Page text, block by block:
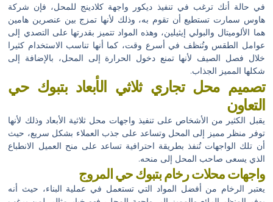
في حالة أنك ترغب في تنفيذ ديكور واجهة كلادينج للمحل، فإن شركة
هاوس سمارت تستطيع أن تقوم به، وذلك لأنها تمزج بين عنصرين هامين
هما الألوميتال والبولي إيثيلين، وهذه المواد تتميز بقدرتها على التصدي إلى
عوامل الطقس وتُنظف في أسرع وقت، كما أنها تناسب الاستخدام كثيرا
خلال فصل الصيف لأنها تمنع دخول الحرارة إلى المحل، بالإضافة إلى
شكلها المميز الجذاب.
تصميم محل تجاري ثلاثي الأبعاد بتبوك حي
التعاون
يقبل الكثير من الأشخاص على تنفيذ واجهات محل ثلاثية الأبعاد وذلك لأنها
توفر منظر مميز إلى المحل وتساعد على جذب العملاء بشكل سريع، حيث
أن تلك الواجهات تُنفذ بطريقة احترافية تساعد على منح العميل الانطباع
الذي يسعى صاحب المحل إلى منحه.
واجهات محلات رخام بتبوك حي المروج
يعتبر الرخام من أفضل المواد التي تستعمل في عملية البناء، حيث أنه